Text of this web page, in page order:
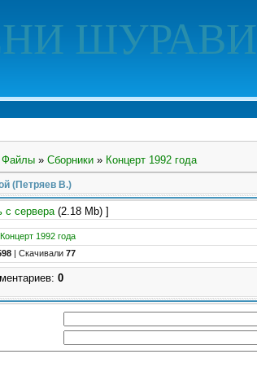
ШУРАВИ
Файлы » Сборники » Концерт 1992 года
(Петряев В.)
с сервера(2.18 Mb) ]
Концерт 1992 года
Скачивали 77
: 0